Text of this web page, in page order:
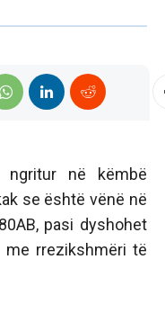
në këmbë
se është vënë në
pasi dyshohet
rrezikshmëri të